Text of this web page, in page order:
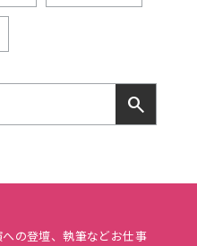
search
の登壇、執筆などお仕事